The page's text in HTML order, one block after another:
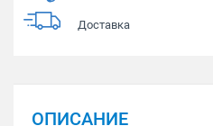
Доставка
ОПИСАНИЕ